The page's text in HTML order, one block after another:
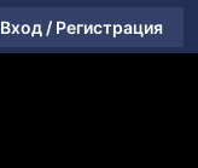
Вход / Регистрация